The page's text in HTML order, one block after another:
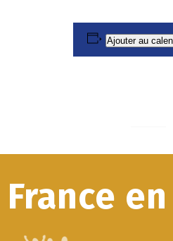
Ajouter au
France